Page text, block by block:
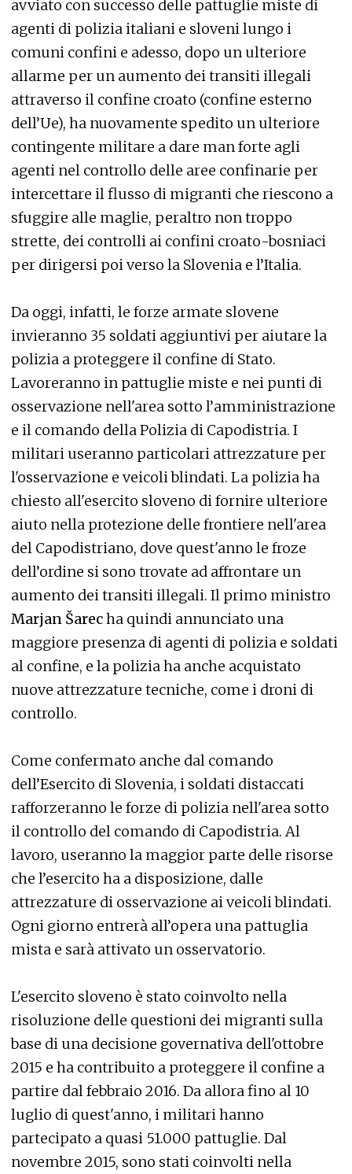
avviato con successo delle pattuglie miste di
agenti di polizia italiani e sloveni lungo i
comuni confini e adesso, dopo un ulteriore
allarme per un aumento dei transiti illegali
attraverso il confine croato (confine esterno
dell’Ue), ha nuovamente spedito un ulteriore
contingente militare a dare man forte agli
agenti nel controllo delle aree confinarie per
intercettare il flusso di migranti che riescono a
sfuggire alle maglie, peraltro non troppo
strette, dei controlli ai confini croato-bosniaci
per dirigersi poi verso la Slovenia e l’Italia.
Da oggi, infatti, le forze armate slovene
invieranno 35 soldati aggiuntivi per aiutare la
polizia a proteggere il confine di Stato.
Lavoreranno in pattuglie miste e nei punti di
osservazione nell'area sotto l’amministrazione
e il comando della Polizia di Capodistria. I
militari useranno particolari attrezzature per
l'osservazione e veicoli blindati. La polizia ha
chiesto all'esercito sloveno di fornire ulteriore
aiuto nella protezione delle frontiere nell'area
del Capodistriano, dove quest'anno le froze
dell’ordine si sono trovate ad affrontare un
aumento dei transiti illegali. Il primo ministro
Marjan Šarecha quindi annunciato una
maggiore presenza di agenti di polizia e soldati
al confine, e la polizia ha anche acquistato
nuove attrezzature tecniche, come i droni di
controllo.
Come confermato anche dal comando
dell’Esercito di Slovenia, i soldati distaccati
rafforzeranno le forze di polizia nell'area sotto
il controllo del comando di Capodistria. Al
lavoro, useranno la maggior parte delle risorse
che l’esercito ha a disposizione, dalle
attrezzature di osservazione ai veicoli blindati.
Ogni giorno entrerà all’opera una pattuglia
mista e sarà attivato un osservatorio.
L'esercito sloveno è stato coinvolto nella
risoluzione delle questioni dei migranti sulla
base di una decisione governativa dell'ottobre
2015 e ha contribuito a proteggere il confine a
partire dal febbraio 2016. Da allora fino al 10
luglio di quest'anno, i militari hanno
partecipato a quasi 51.000 pattuglie. Dal
novembre 2015, sono stati coinvolti nella